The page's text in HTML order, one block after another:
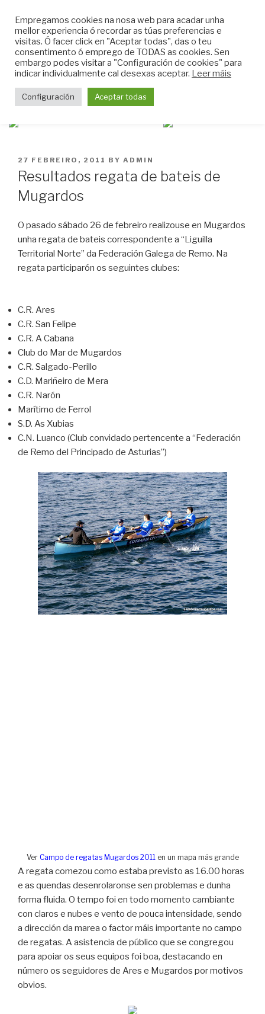
content
CLUB DO MAR DE
MUGARDOS
Web do Club do Mar de Mugardos
POSTED
ON
27 FEBREIRO, 2011 BY ADMIN
Resultados regata de bateis de
Mugardos
O pasado sábado 26 de febreiro realizouse en Mugardos
unha regata de bateis correspondente a “Liguilla
Territorial Norte” da Federación Galega de Remo. Na
regata participarón os seguintes clubes:
C.R. Ares
C.R. San Felipe
C.R. A Cabana
Club do Mar de Mugardos
C.R. Salgado-Perillo
C.D. Mariñeiro de Mera
C.R. Narón
Marítimo de Ferrol
S.D. As Xubias
C.N. Luanco (Club convidado pertencente a “Federación
de Remo del Principado de Asturias”)
Ver Campo de regatas Mugardos 2011 en un mapa más grande
A regata comezou como estaba previsto as 16.00 horas
e as quendas desenrolaronse sen problemas e dunha
forma fluida. O tempo foi en todo momento cambiante
con claros e nubes e vento de pouca intensidade, sendo
a dirección da marea o factor máis importante no campo
de regatas. A asistencia de público que se congregou
para apoiar os seus equipos foi boa, destacando en
número os seguidores de Ares e Mugardos por motivos
obvios.
Empregamos cookies na nosa web para acadar unha
mellor experiencia ó recordar as túas preferencias e
visitas. Ó facer click en "Aceptar todas", das o teu
consentimento ó emprego de TODAS as cookies. Sen
embargo podes visitar a "Configuración de cookies" para
indicar individualmente cal desexas aceptar. Leer máis
Configuración Aceptar todas